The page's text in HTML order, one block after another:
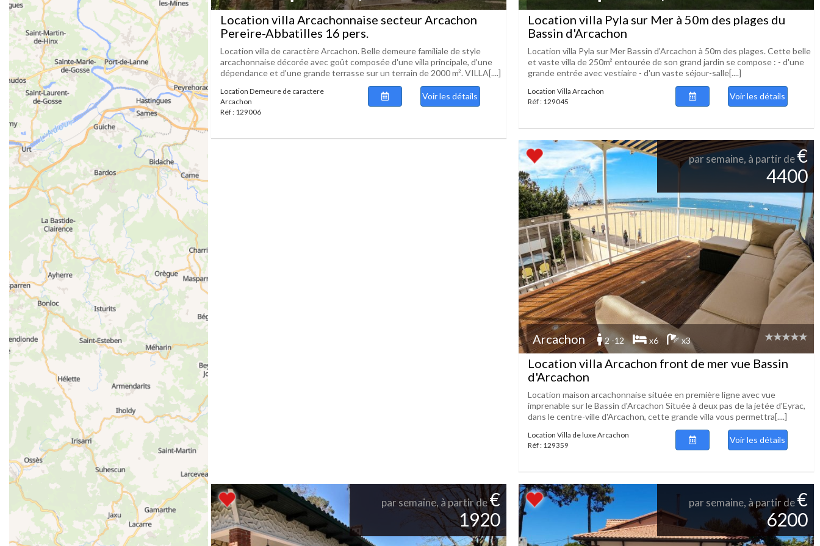
Location villa Arcachonnaise secteur Arcachon
Pereire-Abbatilles 16 pers.
Location villa de caractère Arcachon. Belle demeure familiale de style
arcachonnaise décorée avec goût composée d'une villa principale, d'une
dépendance et d'une grande terrasse sur un terrain de 2000 m². VILLA[....]
Location Demeure de caractere
Arcachon
Réf : 129006
Voir les détails
Location villa Pyla sur Mer à 50m des plages du
Bassin d'Arcachon
Location villa Pyla sur Mer Bassin d'Arcachon à 50m des plages. Cette belle
et vaste villa de 250m² entourée de son grand jardin se compose : - d'une
grande entrée avec vestiaire - d'un vaste séjour-salle[....]
Location Villa Arcachon
Réf : 129045
Voir les détails
par semaine, à partir de€
4400
Arcachon 2 -12 x6 x3
Location villa Arcachon front de mer vue Bassin
d'Arcachon
Location maison arcachonnaise située en première ligne avec vue
imprenable sur le Bassin d'Arcachon Située à deux pas de la jetée d'Eyrac,
dans le centre-ville d'Arcachon, cette grande villa vous permettra[....]
Location Villa de luxe Arcachon
Réf : 129359
Voir les détails
par semaine, à partir de€
1920
par semaine, à partir de€
6200